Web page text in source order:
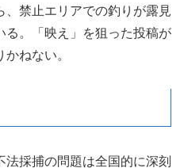
禁止エリアでの釣りが露見
る。「映え」を狙った投稿が
ねない。
採捕の問題は全国的に深刻